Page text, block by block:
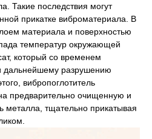
Такие последствия могут
прикатке виброматериала. В
материала и поверхностью
температур окружающей
который со временем
дальнейшему разрушению
вибропоглотитель
предварительно очищенную и
металла, тщательно прикатывая